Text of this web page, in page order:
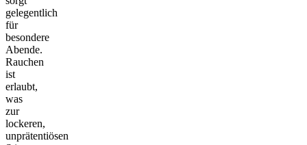
gelegentlich
für
besondere
Abende.
Rauchen
ist
erlaubt,
was
zur
lockeren,
unprätentiösen